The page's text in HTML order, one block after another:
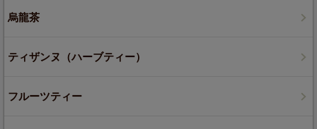
烏龍茶
ティザンヌ（ハーブティー）
フルーツティー